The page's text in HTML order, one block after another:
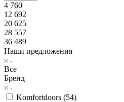
4 760
12 692
20 625
28 557
36 489
Наши предложения
Все
Бренд
Komfortdoors (54)